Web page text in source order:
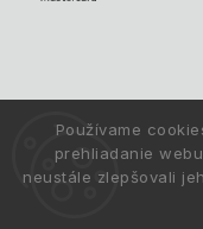
Používame
prehliadanie
neustále zlepšovali